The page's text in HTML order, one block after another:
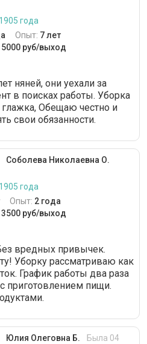
года
Опыт: 7 лет
5000 руб/выход
няней, они уехали за
в поисках работы. Уборка
глажка, Обещаю честно и
свои обязанности.
Соболева Николаевна О.
года
Опыт: 2 года
3500 руб/выход
вредных привычек.
Уборку рассматриваю как
График работы два раза
приготовлением пищи.
Юлия Олеговна Б.
Была 04